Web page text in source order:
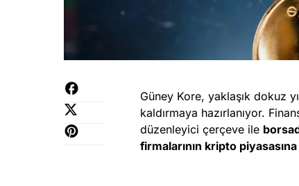
Güney Kore, yaklaşık dokuz
kaldırmaya hazırlanıyor.
düzenleyici çerçeve ile
firmalarının kripto